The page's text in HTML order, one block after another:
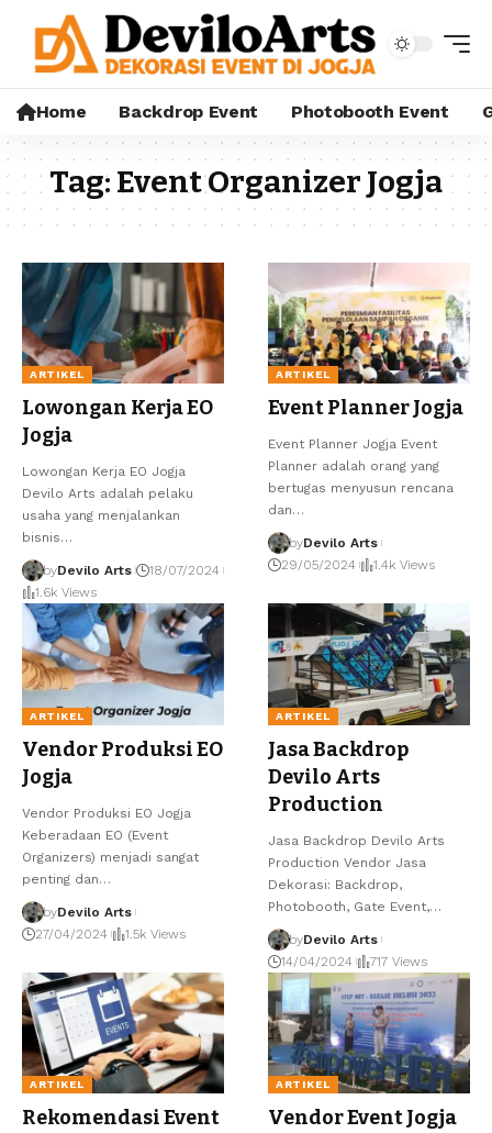
Home Backdrop Event Photobooth Event
Tag: Event Organizer Jogja
ARTIKEL
Lowongan Kerja EO
Jogja
Lowongan Kerja EO Jogja
Devilo Arts adalah pelaku
usaha yang menjalankan
bisnis…
byDevilo Arts
18/07/2024
1.6k Views
ARTIKEL
Event Planner Jogja
Event Planner Jogja Event
Planner adalah orang yang
bertugas menyusun rencana
dan…
byDevilo Arts
29/05/2024
1.4k Views
ARTIKEL
Vendor Produksi EO
Jogja
Vendor Produksi EO Jogja
Keberadaan EO (Event
Organizers) menjadi sangat
penting dan…
byDevilo Arts
27/04/2024
1.5k Views
ARTIKEL
Jasa Backdrop
Devilo Arts
Production
Jasa Backdrop Devilo Arts
Production Vendor Jasa
Dekorasi: Backdrop,
Photobooth, Gate Event,…
byDevilo Arts
14/04/2024
717 Views
ARTIKEL
Rekomendasi Event
ARTIKEL
Vendor Event Jogja